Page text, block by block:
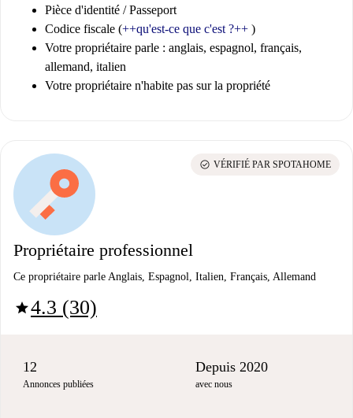
Pièce d'identité / Passeport
Codice fiscale (++qu'est-ce que c'est ?++ )
Votre propriétaire parle : anglais, espagnol, français,
allemand, italien
Votre propriétaire n'habite pas sur la propriété
Propriétaire professionnel
Ce propriétaire parle Anglais, Espagnol, Italien, Français, Allemand
star4.3 (30)
check_circle VÉRIFIÉ PAR SPOTAHOME
12
Annonces publiées
Depuis 2020
avec nous